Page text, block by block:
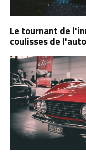
Le tournant de
coulisses de